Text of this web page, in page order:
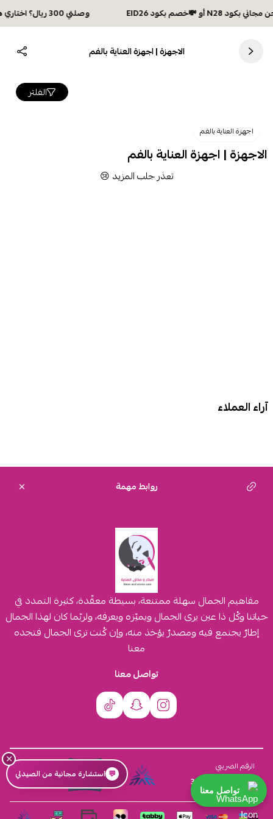
وصلتي 300 ريال؟ اختاري هديتك :🏍 شحن مجاني بكود N28 أو 💸خصم بكود EID26
الاجهزة | اجهزة العناية بالفم
الفلتر
اجهزة العناية بالفم
الاجهزة | اجهزة العناية بالفم
تعذر جلب المزيد 😢
آراء العملاء
روابط مهمة
مفاهيم الجمال سهلة ممتنعة، بسيطة معقّدة، كثيرة التمدد في
حياتنا وكُل ذا عين يرى الجمال ويميّزه ويعرفه، ولربّما كان لهذا الجمال
إطارٌ يجتمع فيه ومصدرٌ يؤخذ منه، وإن كُنت ترى الجمال فتجده
معنا
تواصل معنا
الرقم الضريبي
310555259800003
السجل التجاري
4030431116
×
💬 استشارة مجانية من الصيدلي
تواصل معنا